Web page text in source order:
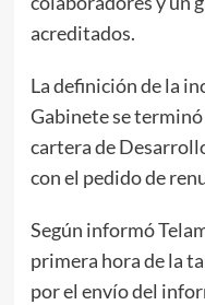
acreditados.
La definición de la
Gabinete se terminó
cartera de
con el pedido de
Según informó
primera hora de la
por el envío del